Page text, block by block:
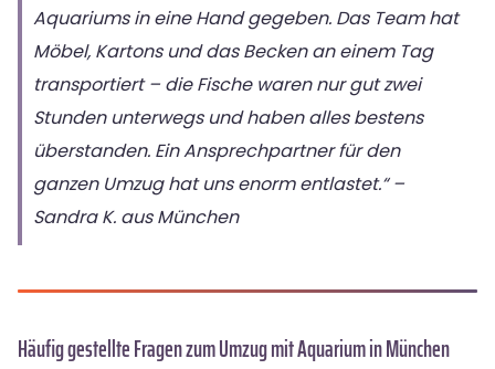
Aquariums in eine Hand gegeben. Das Team hat
Möbel, Kartons und das Becken an einem Tag
transportiert – die Fische waren nur gut zwei
Stunden unterwegs und haben alles bestens
überstanden. Ein Ansprechpartner für den
ganzen Umzug hat uns enorm entlastet.“ –
Sandra K. aus München
Häufig gestellte Fragen zum Umzug mit Aquarium in München